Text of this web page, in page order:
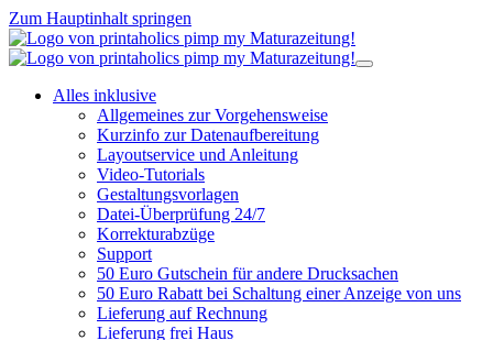
Zum Hauptinhalt springen
Alles inklusive
Allgemeines zur Vorgehensweise
Kurzinfo zur Datenaufbereitung
Layoutservice und Anleitung
Video-Tutorials
Gestaltungsvorlagen
Datei-Überprüfung 24/7
Korrekturabzüge
Support
50 Euro Gutschein für andere Drucksachen
50 Euro Rabatt bei Schaltung einer Anzeige von uns
Lieferung auf Rechnung
Lieferung frei Haus